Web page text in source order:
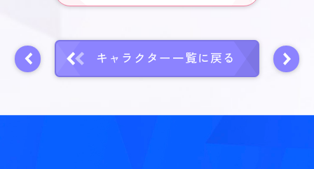
キャラクター一覧に戻る